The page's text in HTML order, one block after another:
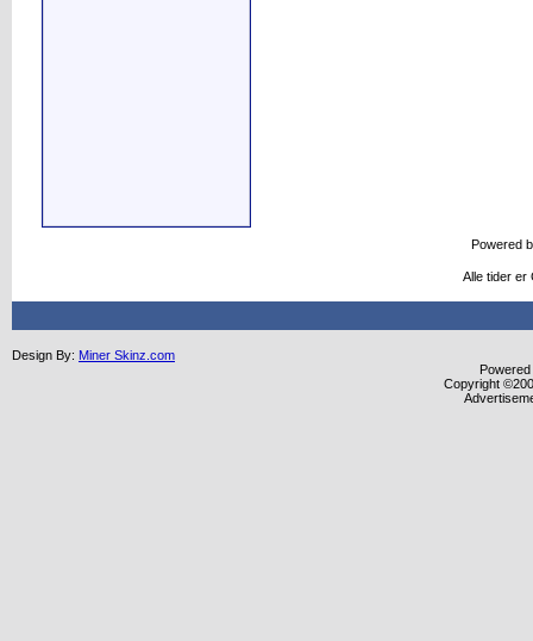
Powered
Alle tider er
Design By: Miner Skinz.com
Copyright